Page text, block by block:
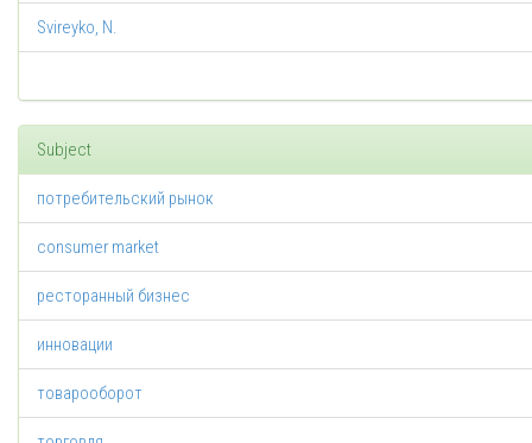
Svireyko, N.
Subject
потребительский рынок
consumer market
ресторанный бизнес
инновации
товарооборот